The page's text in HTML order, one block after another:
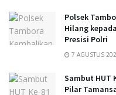
Polsek
Hilang
Presisi Polri
7 AGUSTUS
Sambut HUT
Pilar